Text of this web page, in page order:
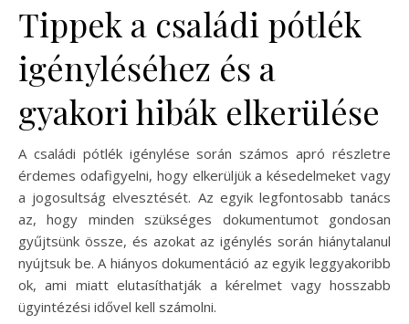
Tippek a családi pótlék
igényléséhez és a
gyakori hibák elkerülése
A családi pótlék igénylése során számos apró részletre
érdemes odafigyelni, hogy elkerüljük a késedelmeket vagy
a jogosultság elvesztését. Az egyik legfontosabb tanács
az, hogy minden szükséges dokumentumot gondosan
gyűjtsünk össze, és azokat az igénylés során hiánytalanul
nyújtsuk be. A hiányos dokumentáció az egyik leggyakoribb
ok, ami miatt elutasíthatják a kérelmet vagy hosszabb
ügyintézési idővel kell számolni.